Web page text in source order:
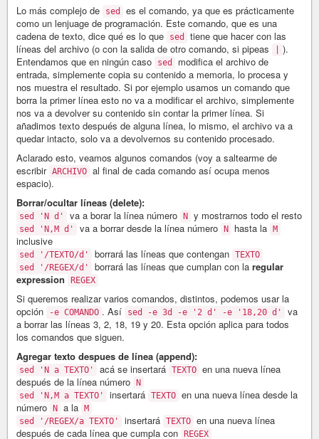
Lo más complejo de sed
es el comando, ya que es prácticamente
como un lenjuage de programación. Este comando, que es una
cadena de texto, dice qué es lo que
sed
tiene que hacer con las
líneas del archivo (o con la salida de otro comando, si pipeas
).
Entendamos que en ningún caso
sed
modifica el archivo de
entrada, simplemente copia su contenido a memoria, lo procesa y
nos muestra el resultado. Si por ejemplo usamos un comando que
borra la primer línea esto no va a modificar el archivo, simplemente
nos va a devolver su contenido sin contar la primer línea. Si
añadimos texto después de alguna línea, lo mismo, el archivo va a
quedar intacto, solo va a devolvernos su contenido procesado.
Aclarado esto, veamos algunos comandos (voy a saltearme de
escribir ARCHIVO al final de cada comando así ocupa menos
espacio).
Borrar/ocultar líneas (delete):
sed 'N d' va a borar la línea número N y mostrarnos todo el resto
sed 'N,M d' va a borrar desde la línea número N hasta la M
inclusive
sed '/TEXTO/d' borrará las líneas que contengan TEXTO
sed '/REGEX/d'
borrará las líneas que cumplan con la regular
expression
REGEX
Si queremos realizar varios comandos, distintos, podemos usar la
opción
-e COMANDO . Así sed -e 3d -e '2 d' -e '18,20 d'
va
a borrar las líneas 3, 2, 18, 19 y 20. Esta opción aplica para todos
los comandos que siguen.
Agregar texto despues de línea (append):
sed 'N a TEXTO' acá se insertará TEXTO en una nueva línea
después de la línea número N
sed 'N,M a TEXTO'
insertará TEXTO en una nueva línea desde la
número N a la M
sed '/REGEX/a TEXTO'
insertará TEXTO en una nueva línea
después de cada línea que cumpla con REGEX